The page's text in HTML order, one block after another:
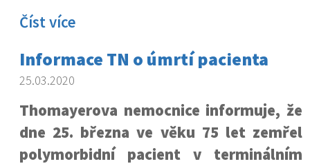
Číst více
Informace TN o úmrtí pacienta
25.03.2020
Thomayerova nemocnice informuje, že
dne 25. března ve věku 75 let zemřel
polymorbidní pacient v terminálním